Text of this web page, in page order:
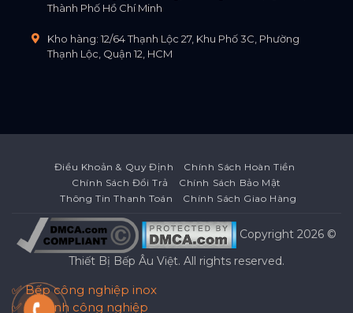
Thành Phố Hồ Chí Minh
Kho hàng: 12/64 Thạnh Lộc 27, Khu Phố 3C, Phường
Thạnh Lộc, Quận 12, HCM
Điều Khoản & Quy Định
Chính Sách Hoàn Tiền
Chính Sách Đổi Trả
Chính Sách Bảo Mật
Thông Tin Thanh Toán
Chính Sách Giao Hàng
Copyright 2026 ©
Thiết Bị Bếp Âu Việt. All rights reserved.
✅ Bếp công nghiệp inox
✅ Tủ lạnh công nghiệp